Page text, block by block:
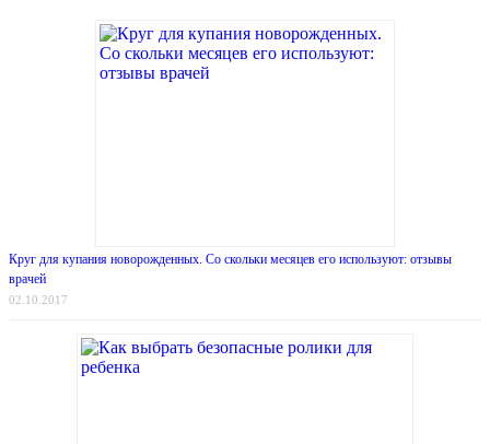
Круг для купания новорожденных. Со скольки месяцев его используют: отзывы
врачей
02.10.2017